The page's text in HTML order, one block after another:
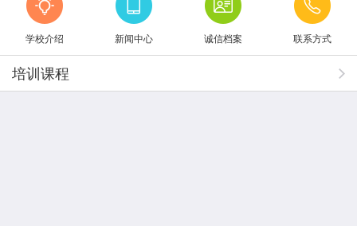
学校介绍 新闻中心 诚信档案 联系方式
培训课程